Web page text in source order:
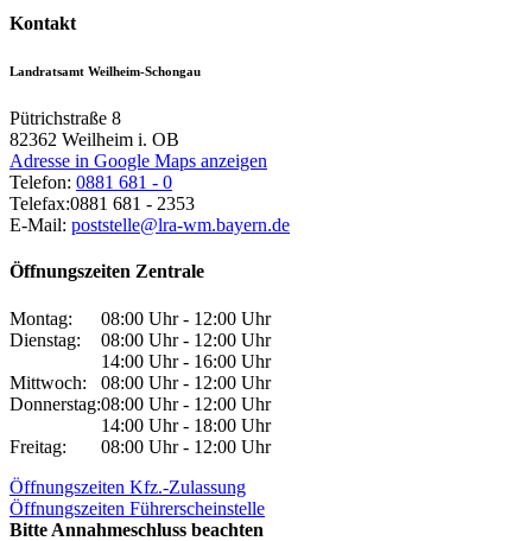
Kontakt
Landratsamt Weilheim-Schongau
Pütrichstraße 8
82362 Weilheim i. OB
Adresse in Google Maps anzeigen
Telefon: 0881 681 - 0
Telefax:0881 681 - 2353
E-Mail: poststelle@lra-wm.bayern.de
Öffnungszeiten Zentrale
Montag:
08:00 Uhr - 12:00 Uhr
Dienstag:
08:00 Uhr - 12:00 Uhr
14:00 Uhr - 16:00 Uhr
Mittwoch:
08:00 Uhr - 12:00 Uhr
Donnerstag:08:00 Uhr - 12:00 Uhr
14:00 Uhr - 18:00 Uhr
Freitag:
08:00 Uhr - 12:00 Uhr
Öffnungszeiten Kfz.-Zulassung
Öffnungszeiten Führerscheinstelle
Bitte Annahmeschluss beachten